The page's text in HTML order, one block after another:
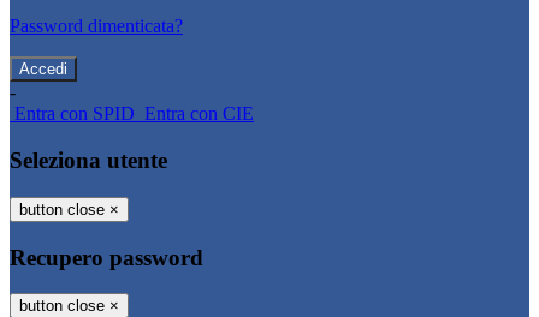
Password dimenticata?
-
Entra con SPID Entra con CIE
Seleziona utente
button close ×
Recupero password
button close ×